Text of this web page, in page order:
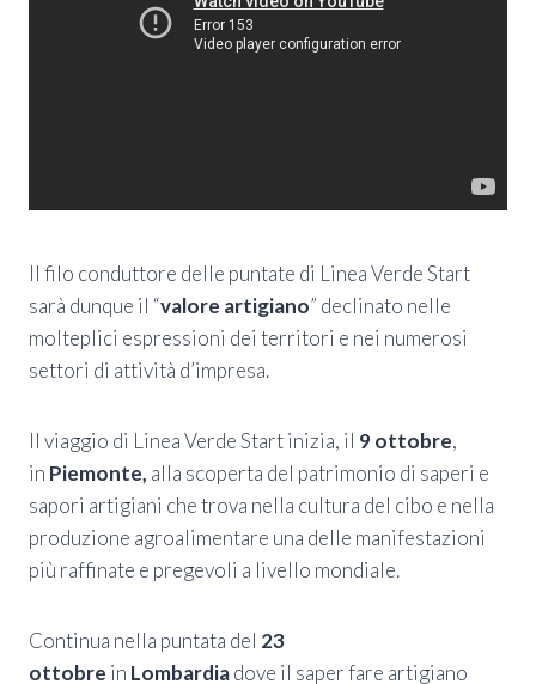
Il filo conduttore delle puntate di Linea Verde Start
sarà dunque il “valore artigiano” declinato nelle
molteplici espressioni dei territori e nei numerosi
settori di attività d’impresa.
Il viaggio di Linea Verde Start inizia, il 9 ottobre,
in Piemonte, alla scoperta del patrimonio di saperi e
sapori artigiani che trova nella cultura del cibo e nella
produzione agroalimentare una delle manifestazioni
più raffinate e pregevoli a livello mondiale.
Continua nella puntata del 23
ottobre in Lombardiadove il saper fare artigiano